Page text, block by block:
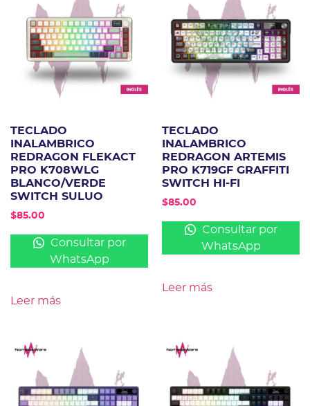
TECLADO
INALAMBRICO
REDRAGON FLEKACT
PRO K708WLG
BLANCO/VERDE
SWITCH SULUO
$85.00
Consultar por
WhatsApp
Leer más
TECLADO
INALAMBRICO
REDRAGON ARTEMIS
PRO K719GF GRAFFITI
SWITCH HI-FI
$85.00
Consultar por
WhatsApp
Leer más